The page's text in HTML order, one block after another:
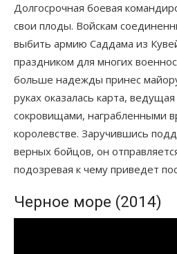
Долгосрочная боевая
свои плоды. Войскам
выбить армию Саддама из
праздником для многих
больше надежды принес
руках оказалась карта,
сокровищами, награбленными
королевстве. Заручившись
верных бойцов, он
подозревая к чему приведет
Черное море (2014)